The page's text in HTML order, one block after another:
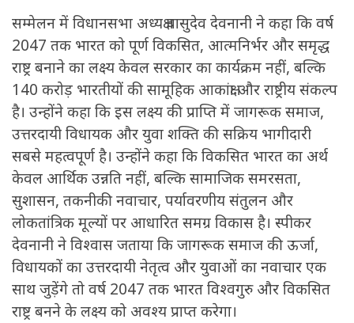
सम्मेलन में विधानसभा अध्यक्ष वासुदेव देवनानी ने कहा कि वर्ष
2047 तक भारत को पूर्ण विकसित, आत्मनिर्भर और समृद्ध
राष्ट्र बनाने का लक्ष्य केवल सरकार का कार्यक्रम नहीं, बल्कि
140 करोड़ भारतीयों की सामूहिक आकांक्षा और राष्ट्रीय संकल्प
है। उन्होंने कहा कि इस लक्ष्य की प्राप्ति में जागरूक समाज,
उत्तरदायी विधायक और युवा शक्ति की सक्रिय भागीदारी
सबसे महत्वपूर्ण है। उन्होंने कहा कि विकसित भारत का अर्थ
केवल आर्थिक उन्नति नहीं, बल्कि सामाजिक समरसता,
सुशासन, तकनीकी नवाचार, पर्यावरणीय संतुलन और
लोकतांत्रिक मूल्यों पर आधारित समग्र विकास है। स्पीकर
देवनानी ने विश्वास जताया कि जागरूक समाज की ऊर्जा,
विधायकों का उत्तरदायी नेतृत्व और युवाओं का नवाचार एक
साथ जुड़ेंगे तो वर्ष 2047 तक भारत विश्वगुरु और विकसित
राष्ट्र बनने के लक्ष्य को अवश्य प्राप्त करेगा।